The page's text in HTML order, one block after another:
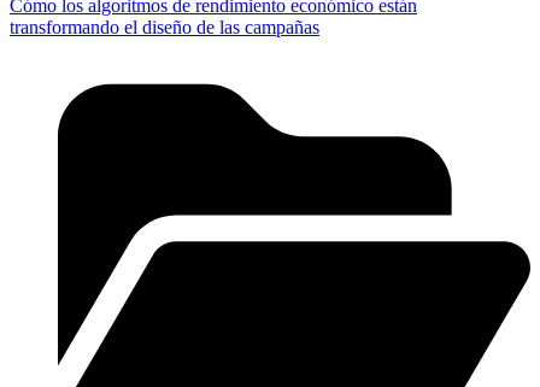
Cómo los algoritmos de rendimiento económico están
transformando el diseño de las campañas